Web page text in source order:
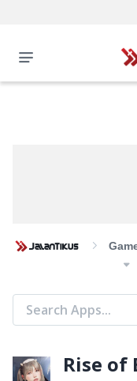
Rise of